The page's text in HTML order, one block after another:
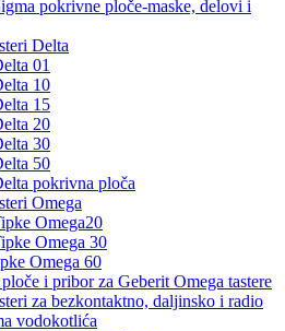
pokrivne ploče-maske, delovi i
Delta
01
10
15
20
30
50
pokrivna ploča
Omega
Omega20
Omega 30
Omega 60
i pribor za Geberit Omega tastere
za bezkontaktno, daljinsko i radio
vodokotlića